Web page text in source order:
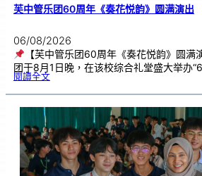
芙中管乐团60周年《奏花悦韵》圆满演出
06/08/2026
【芙中管乐团60周年《奏花悦韵》圆满
团于8月1日晚，在该校综合礼堂盛大举办
閱讀全文:芙
乐
6
0
《
奏
花
悦
韵
》
圆
满
演
出